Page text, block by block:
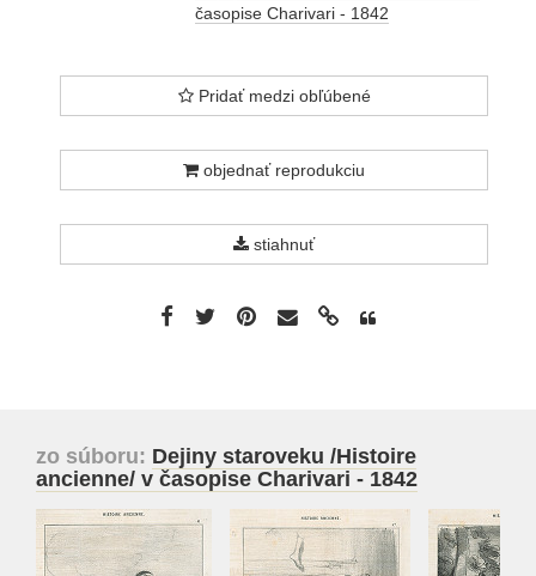
časopise Charivari - 1842
Pridať medzi obľúbené
objednať reprodukciu
stiahnuť
zo súboru: Dejiny staroveku /Histoire
ancienne/ v časopise Charivari - 1842